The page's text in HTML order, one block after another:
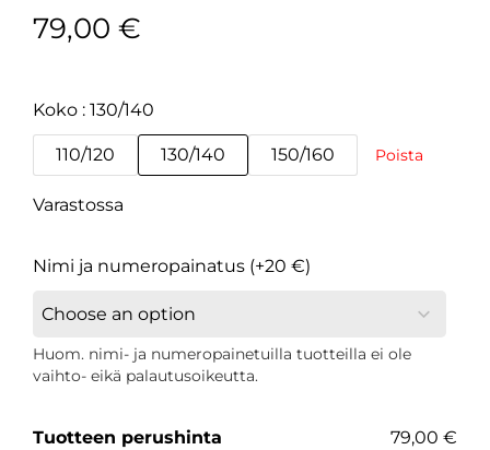
79,00 €
Koko 130/140
110/120 130/140 150/160 Poista
Varastossa
Nimi ja numeropainatus (+20 €)
Huom. nimi- ja numeropainetuilla tuotteilla ei ole
vaihto- eikä palautusoikeutta.
Tuotteen perushinta
79,00 €